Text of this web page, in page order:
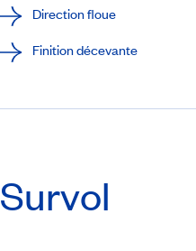
Direction floue
Finition décevante
Survol